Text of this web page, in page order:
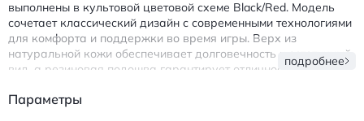
выполнены в культовой цветовой схеме Black/Red. Модель
сочетает классический дизайн с современными технологиями
для комфорта и поддержки во время игры. Верх из
натуральной кожи обеспечивает долговечность и эстетичный
вид, а резиновая подошва гарантирует отличное сцепление с
Особенности:
подробнее
Параметры